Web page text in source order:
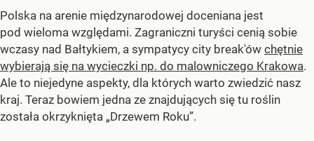
Polska na arenie międzynarodowej doceniana jest
pod wieloma względami. Zagraniczni turyści cenią sobie
wczasy nad Bałtykiem, a sympatycy city break'ów chętnie
wybierają się na wycieczki np. do malowniczego Krakowa.
Ale to niejedyne aspekty, dla których warto zwiedzić nasz
kraj. Teraz bowiem jedna ze znajdujących się tu roślin
została okrzyknięta „Drzewem Roku”.